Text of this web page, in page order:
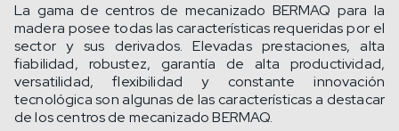
La gama de centros de mecanizado BERMAQ para la
madera posee todas las características requeridas por el
sector y sus derivados. Elevadas prestaciones, alta
fiabilidad, robustez, garantía de alta productividad,
versatilidad, flexibilidad y constante innovación
tecnológica son algunas de las características a destacar
de los centros de mecanizado BERMAQ.